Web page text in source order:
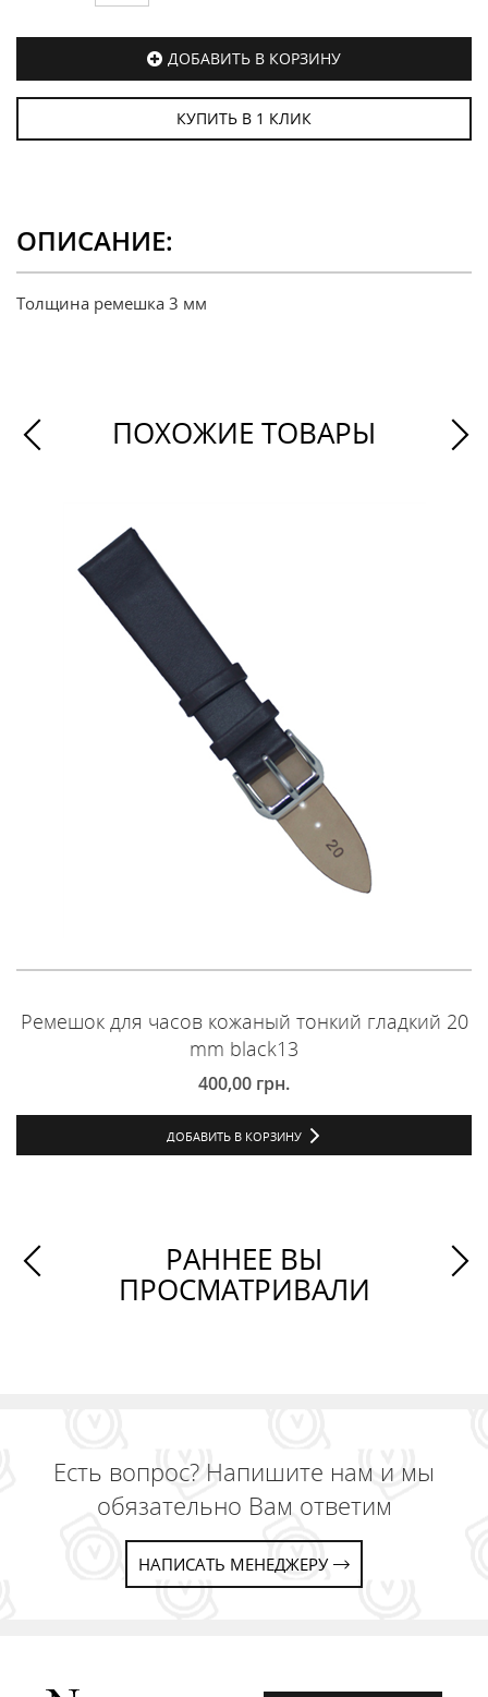
ДОБАВИТЬ В КОРЗИНУ
КУПИТЬ В 1 КЛИК
ОПИСАНИЕ:
Толщина ремешка 3 мм
ПОХОЖИЕ ТОВАРЫ
Ремешок для часов кожаный тонкий гладкий 20
mm black13
400,00 грн.
ДОБАВИТЬ В КОРЗИНУ
РАННЕЕ ВЫ
ПРОСМАТРИВАЛИ
Есть вопрос? Напишите нам и мы
обязательно Вам ответим
НАПИСАТЬ МЕНЕДЖЕРУ